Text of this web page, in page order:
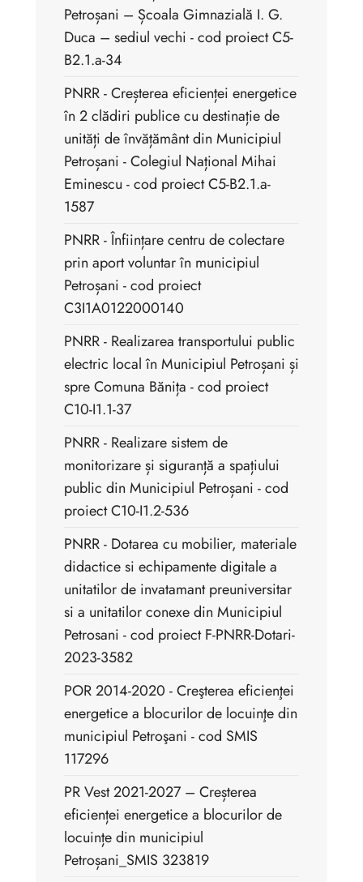
Petroșani – Școala Gimnazială I. G.
Duca – sediul vechi - cod proiect C5-
B2.1.a-34
PNRR - Creșterea eficienței energetice
în 2 clădiri publice cu destinație de
unități de învățământ din Municipiul
Petroșani - Colegiul Național Mihai
Eminescu - cod proiect C5-B2.1.a-
1587
PNRR - Înființare centru de colectare
prin aport voluntar în municipiul
Petroșani - cod proiect
C3I1A0122000140
PNRR - Realizarea transportului public
electric local în Municipiul Petroșani și
spre Comuna Bănița - cod proiect
C10-I1.1-37
PNRR - Realizare sistem de
monitorizare și siguranță a spațiului
public din Municipiul Petroșani - cod
proiect C10-I1.2-536
PNRR - Dotarea cu mobilier, materiale
didactice si echipamente digitale a
unitatilor de invatamant preuniversitar
si a unitatilor conexe din Municipiul
Petrosani - cod proiect F-PNRR-Dotari-
2023-3582
POR 2014-2020 - Creşterea eficienţei
energetice a blocurilor de locuinţe din
municipiul Petroşani - cod SMIS
117296
PR Vest 2021-2027 – Creșterea
eficienței energetice a blocurilor de
locuințe din municipiul
Petroșani_SMIS 323819